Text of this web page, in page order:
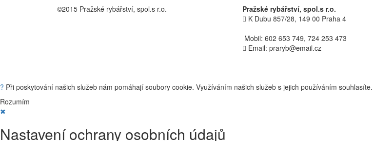
©2015 Pražské rybářství, spol.s r.o.
Pražské rybářství, spol.s r.o.
K Dubu 857/28, 149 00 Praha 4
Mobil: 602 653 749, 724 253 473
Email: praryb@email.cz
? Při poskytování našich služeb nám pomáhají soubory cookie. Využíváním našich služeb s jejich používáním souhlasíte.
Rozumím
✖
Nastavení ochrany osobních údajů